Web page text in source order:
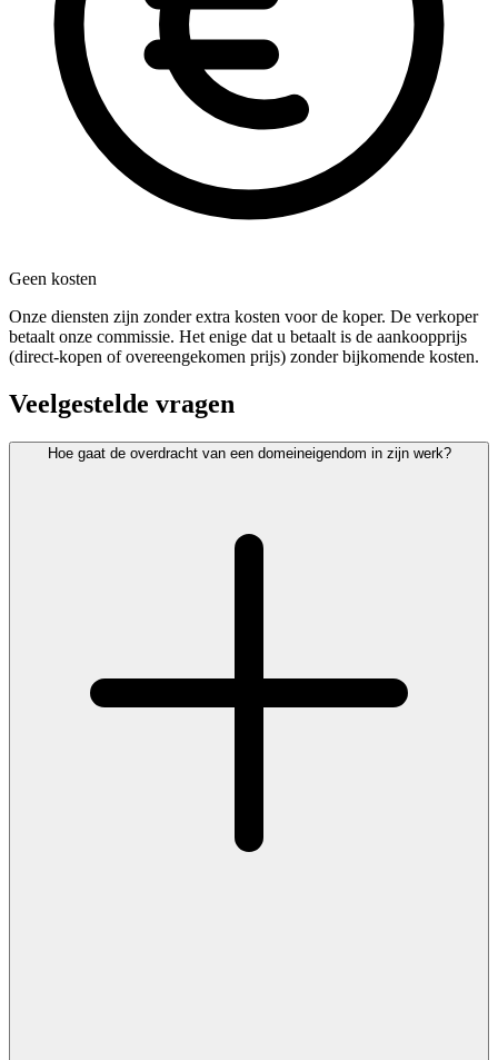
Geen kosten
Onze diensten zijn zonder extra kosten voor de koper. De verkoper
betaalt onze commissie. Het enige dat u betaalt is de aankoopprijs
(direct-kopen of overeengekomen prijs) zonder bijkomende kosten.
Veelgestelde vragen
Hoe gaat de overdracht van een domeineigendom in zijn werk?